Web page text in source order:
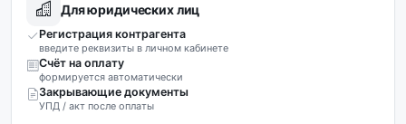
Для юридических лиц
Регистрация контрагента
введите реквизиты в личном кабинете
Счёт на оплату
формируется автоматически
Закрывающие документы
УПД / акт после оплаты